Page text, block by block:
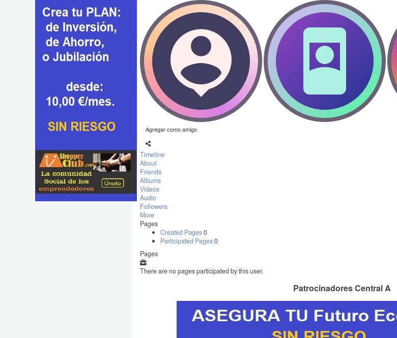
Agregar como amigo
Timeline
About
Friends
Albums
Videos
Audio
Followers
More
Pages
Created Pages0
Participated Pages0
Pages
There are no pages participated by this user.
Patrocinadores Central A